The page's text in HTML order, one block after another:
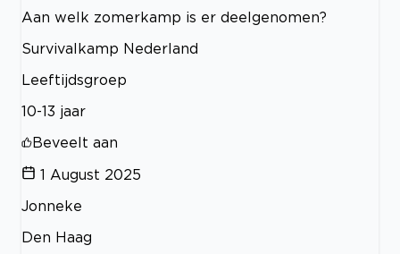
Aan welk zomerkamp is er deelgenomen?
Survivalkamp Nederland
Leeftijdsgroep
10-13 jaar
Beveelt aan
1 August 2025
Jonneke
Den Haag